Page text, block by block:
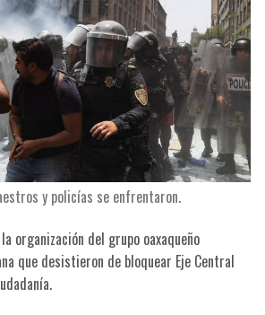
y policías se enfrentaron.
organización del grupo oaxaqueño
que desistieron de bloquear Eje Central